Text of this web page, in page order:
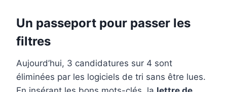
Un passeport pour passer les
filtres
Aujourd’hui, 3 candidatures sur 4 sont
éliminées par les logiciels de tri sans être lues.